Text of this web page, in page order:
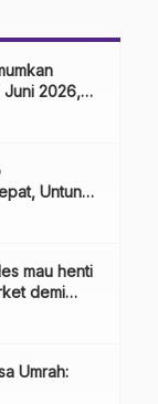
Juni 2026,
Untung
mau henti
demi
Umrah: